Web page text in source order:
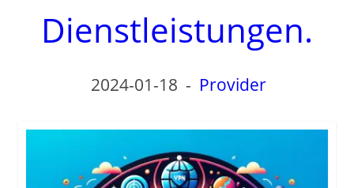
Dienstleistungen.
2024-01-18 - Provider